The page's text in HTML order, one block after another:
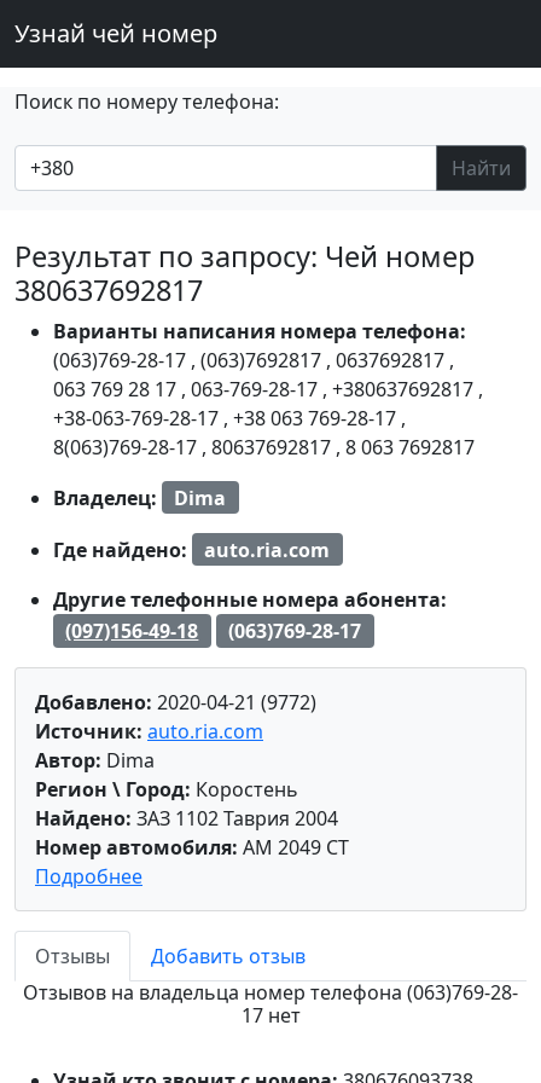
Узнай чей номер
Поиск по номеру телефона:
Найти
Результат по запросу: Чей номер
380637692817
Варианты написания номера телефона:
(063)769-28-17 , (063)7692817 , 0637692817 ,
063 769 28 17 , 063-769-28-17 , +380637692817 ,
+38-063-769-28-17 , +38 063 769-28-17 ,
8(063)769-28-17 , 80637692817 , 8 063 7692817
Владелец:
Dima
Где найдено:
auto.ria.com
Другие телефонные номера абонента:
(097)156-49-18
(063)769-28-17
Добавлено: 2020-04-21 (9772)
Источник: auto.ria.com
Автор: Dima
Регион \ Город: Коростень
Найдено: ЗАЗ 1102 Таврия 2004
Номер автомобиля: AM 2049 CT
Подробнее
Отзывы
Добавить отзыв
Отзывов на владельца номер телефона (063)769-28-
17 нет